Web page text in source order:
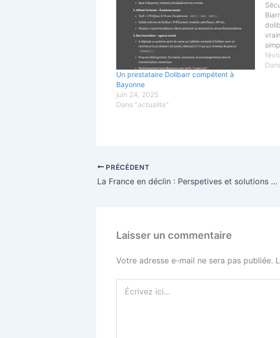
Un prestataire Dolibarr compétent à
Bayonne
juin 24, 2025
Dans "actualite"
plus
PRÉCÉDENT
La France en déclin : Perspetives et solutions pour les entreprises
Laisser un commentaire
Votre adresse e-mail ne sera pas publiée.
ici…